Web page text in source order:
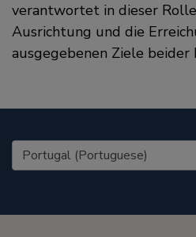
verantwortet in dieser
Ausrichtung und die
ausgegebenen Ziele beider
United States (EN)